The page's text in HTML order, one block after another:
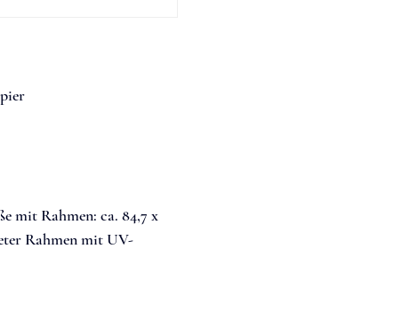
mit Rahmen: ca. 84,7 x
Rahmen mit UV-